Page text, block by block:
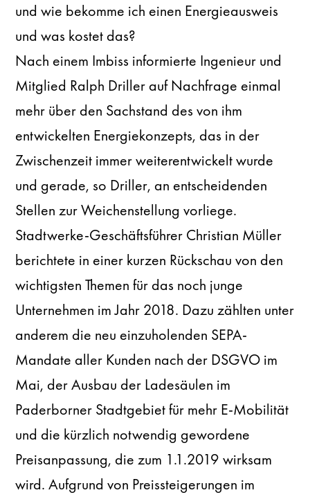
und wie bekomme ich einen Energieausweis
und was kostet das?
Nach einem Imbiss informierte Ingenieur und
Mitglied Ralph Driller auf Nachfrage einmal
mehr über den Sachstand des von ihm
entwickelten Energiekonzepts, das in der
Zwischenzeit immer weiterentwickelt wurde
und gerade, so Driller, an entscheidenden
Stellen zur Weichenstellung vorliege.
Stadtwerke-Geschäftsführer Christian Müller
berichtete in einer kurzen Rückschau von den
wichtigsten Themen für das noch junge
Unternehmen im Jahr 2018. Dazu zählten unter
anderem die neu einzuholenden SEPA-
Mandate aller Kunden nach der DSGVO im
Mai, der Ausbau der Ladesäulen im
Paderborner Stadtgebiet für mehr E-Mobilität
und die kürzlich notwendig gewordene
Preisanpassung, die zum 1.1.2019 wirksam
wird. Aufgrund von Preissteigerungen im